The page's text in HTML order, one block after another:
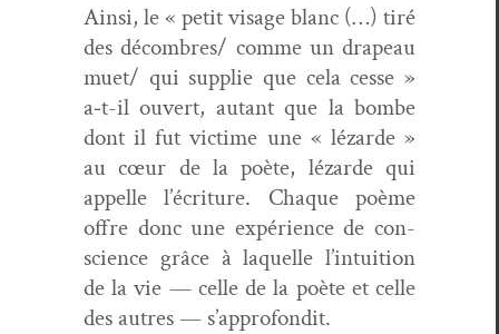
Ain­si, le « petit vis­age blanc (…) tiré
des décombres/ comme un dra­peau
muet/ qui sup­plie que cela cesse »
a‑t-il ouvert, autant que la bombe
dont il fut vic­time une « lézarde »
au cœur de la poète, lézarde qui
appelle l’écriture. Chaque poème
offre donc une expéri­ence de con­
science grâce à laque­lle l’intuition
de la vie — celle de la poète et celle
des autres — s’approfondit.